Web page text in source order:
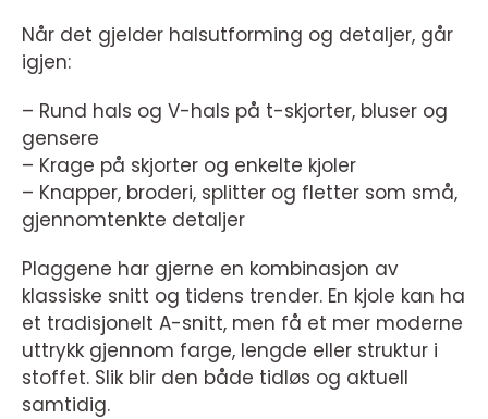
Når det gjelder halsutforming og detaljer, går
igjen:
– Rund hals og V-hals på t-skjorter, bluser og
gensere
– Krage på skjorter og enkelte kjoler
– Knapper, broderi, splitter og fletter som små,
gjennomtenkte detaljer
Plaggene har gjerne en kombinasjon av
klassiske snitt og tidens trender. En kjole kan ha
et tradisjonelt A-snitt, men få et mer moderne
uttrykk gjennom farge, lengde eller struktur i
stoffet. Slik blir den både tidløs og aktuell
samtidig.